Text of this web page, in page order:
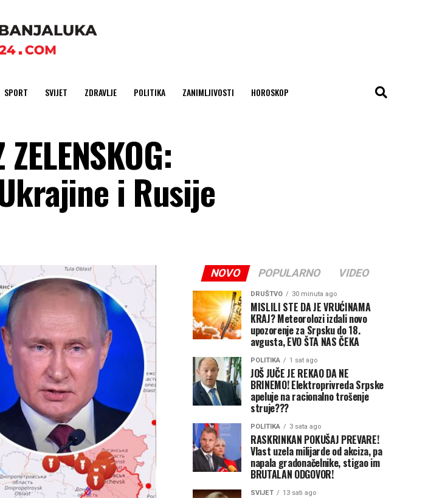
SPORT SVIJET ZDRAVLJE POLITIKA ZANIMLJIVOSTI HOROSKOP
i Rusije
NOVO POPULARNO VIDEO
DRUŠTVO 30 minuta ago
MISLILI STE DA JE VRUĆINAMA
KRAJ? Meteorolozi izdali novo
upozorenje za Srpsku do 18.
avgusta, EVO ŠTA NAS ČEKA
POLITIKA 1 sat ago
JOŠ JUČE JE REKAO DA NE
BRINEMO! Elektroprivreda Srpske
apeluje na racionalno trošenje
struje???
POLITIKA 3 sata ago
RASKRINKAN POKUŠAJ PREVARE!
Vlast uzela milijarde od akciza, pa
napala gradonačelnike, stigao im
BRUTALAN ODGOVOR!
SVIJET 13 sati ago